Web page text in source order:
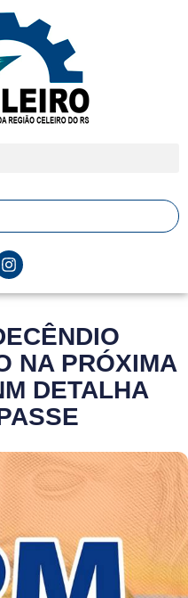
NA PRÓXIMA
DETALHA